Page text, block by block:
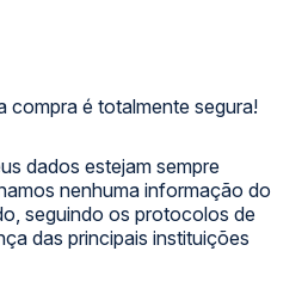
compra é totalmente segura!
dados estejam sempre
nenhuma informação do
seguindo os protocolos de
das principais instituições